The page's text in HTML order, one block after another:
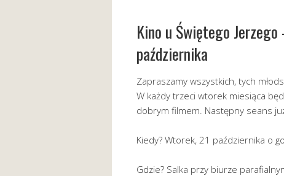
Kino u Świętego
października
Zapraszamy wszystkich, tych
W każdy trzeci wtorek miesiąca
dobrym filmem. Następny seans
Kiedy? Wtorek, 21 października o
Gdzie? Salka przy biurze